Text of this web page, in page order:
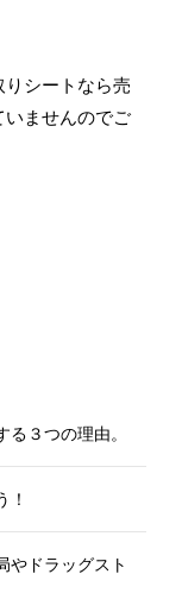
シートなら売
いませんのでご
３つの理由。
！
やドラッグスト